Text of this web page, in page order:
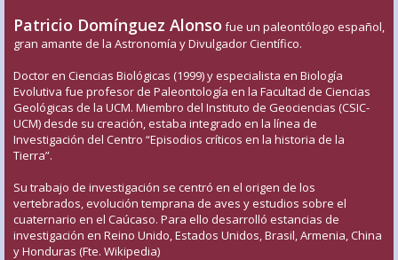
Patricio Domínguez Alonso fue un paleontólogo español,
gran amante de la Astronomía y Divulgador Científico.
Doctor en Ciencias Biológicas (1999) y especialista en Biología
Evolutiva fue profesor de Paleontología en la Facultad de Ciencias
Geológicas de la UCM. Miembro del Instituto de Geociencias (CSIC-
UCM) desde su creación, estaba integrado en la línea de
Investigación del Centro “Episodios críticos en la historia de la
Tierra”.
Su trabajo de investigación se centró en el origen de los
vertebrados, evolución temprana de aves y estudios sobre el
cuaternario en el Caúcaso. Para ello desarrolló estancias de
investigación en Reino Unido, Estados Unidos, Brasil, Armenia, China
y Honduras (Fte. Wikipedia)